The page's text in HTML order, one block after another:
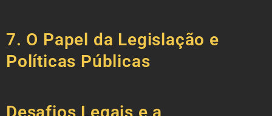
7. O Papel da Legislação e
Políticas Públicas